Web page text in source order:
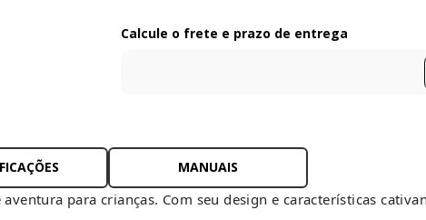
MANUAIS
para crianças. Com seu design e características